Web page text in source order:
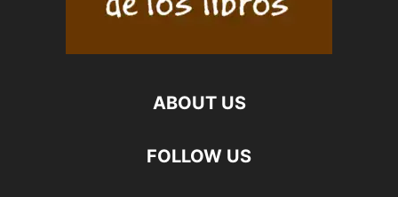
ABOUT US
FOLLOW US